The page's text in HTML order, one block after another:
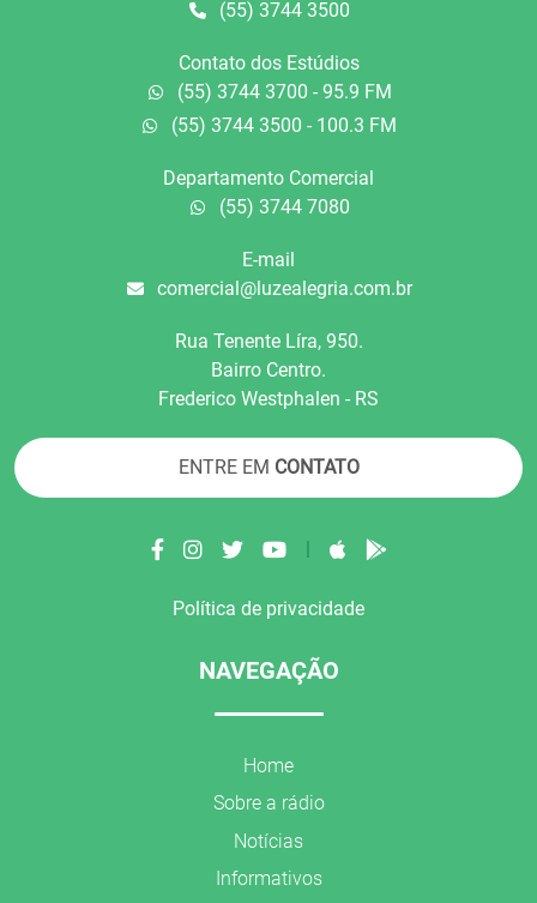
(55) 3744 3500
Contato dos Estúdios
(55) 3744 3700 - 95.9 FM
(55) 3744 3500 - 100.3 FM
Departamento Comercial
(55) 3744 7080
E-mail
comercial@luzealegria.com.br
Rua Tenente Líra, 950.
Bairro Centro.
Frederico Westphalen - RS
ENTRE EM CONTATO
|
Política de privacidade
NAVEGAÇÃO
Home
Sobre a rádio
Notícias
Informativos